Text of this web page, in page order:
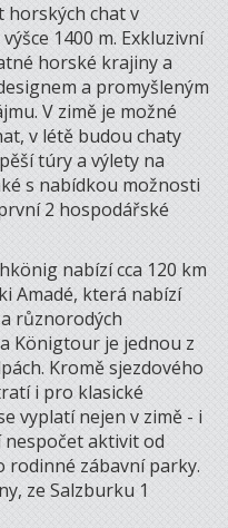
horských chat v
1400 m. Exkluzivní
horské krajiny a
a promyšleným
V zimě je možné
v létě budou chaty
túry a výlety na
s nabídkou možnosti
2 hospodářské
nabízí cca 120 km
Amadé, která nabízí
různorodých
Königtour je jednou z
Kromě sjezdového
i pro klasické
vyplatí nejen v zimě - i
aktivit od
zábavní parky.
ze Salzburku 1